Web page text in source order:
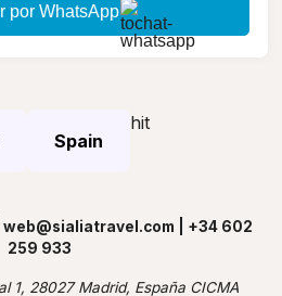
por WhatsApp
Spain
hit
| +34 602
259 933
1, 28027 Madrid, España CICMA